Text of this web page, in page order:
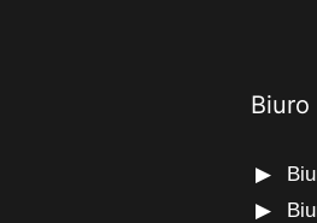
Biuro